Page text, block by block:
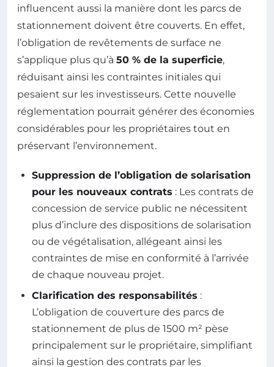
influencent aussi la manière dont les parcs de
stationnement doivent être couverts. En effet,
l’obligation de revêtements de surface ne
s’applique plus qu’à 50 % de la superficie,
réduisant ainsi les contraintes initiales qui
pesaient sur les investisseurs. Cette nouvelle
réglementation pourrait générer des économies
considérables pour les propriétaires tout en
préservant l’environnement.
Suppression de l’obligation de solarisation
pour les nouveaux contrats : Les contrats de
concession de service public ne nécessitent
plus d’inclure des dispositions de solarisation
ou de végétalisation, allégeant ainsi les
contraintes de mise en conformité à l’arrivée
de chaque nouveau projet.
Clarification des responsabilités :
L’obligation de couverture des parcs de
stationnement de plus de 1500 m² pèse
principalement sur le propriétaire, simplifiant
ainsi la gestion des contrats par les